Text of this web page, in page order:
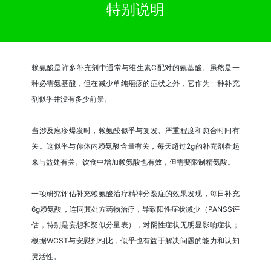
特别说明
赖氨酸是许多补充剂中通常与维生素C配对的氨基酸。虽然是一
种必需氨基酸，但在减少单纯疱疹的症状之外，它作为一种补充
剂似乎并没有多少前景。
当涉及疱疹爆发时，赖氨酸似乎与复发、严重程度和愈合时间有
关。这似乎与你体内赖氨酸含量有关，每天超过2g的补充剂看起
来与益处有关。饮食中增加赖氨酸也有效，但需要限制精氨酸。
一项研究评估补充赖氨酸治疗精神分裂症的效果发现，每日补充
6g赖氨酸，连同其处方药物治疗，导致阳性症状减少（PANSS评
估，特别是妄想和疑似分量表），对阴性症状无明显影响症状；
根据WCST与安慰剂相比，似乎也有益于解决问题的能力和认知
灵活性。